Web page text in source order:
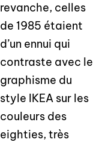
revanche, celles
de 1985 étaient
d’un ennui qui
contraste avec le
graphisme du
style IKEA sur les
couleurs des
eighties, très